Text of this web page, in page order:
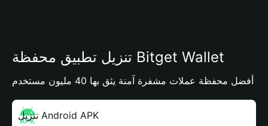
تنزيل تطبيق محفظة Bitget Wallet
أفضل محفظة عملات مشفرة آمنة يثق بها 40 مليون مستخدم
تنزيل Android APK